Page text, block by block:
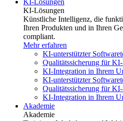
KI-Lösungen
KI-Lösungen
Künstliche Intelligenz, die
Ihren Produkten und in Ihren
compliant.
Mehr erfahren
KI-unterstützter
Qualitätssicherung für KI-
KI-Integration in Ihrem
KI-unterstützter
Qualitätssicherung für KI-
KI-Integration in Ihrem
Akademie
Akademie